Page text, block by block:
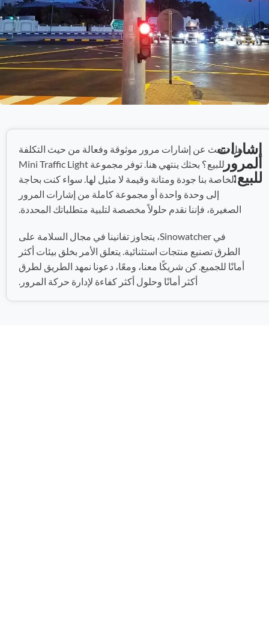
إشارات
المرور
للبيع:
هل تبحث عن إشارات مرور موثوقة وفعالة من حيث التكلفة
للبيع؟ بحثك ينتهي هنا. توفر مجموعة Mini Traffic Light
الخاصة بنا جودة ومتانة وقيمة لا مثيل لها. سواء كنت بحاجة
إلى وحدة واحدة أو مجموعة كاملة من إشارات المرور
الصغيرة، فإننا نقدم حلولاً مخصصة لتلبية متطلباتك المحددة.
في Sinowatcher، يتجاوز تفانينا في مجال السلامة على
الطرق تصنيع منتجات استثنائية. يتعلق الأمر بخلق بيئات أكثر
أمانًا للجميع. كن شريكًا معنا، ومعًا، دعونا نمهد الطريق لطرق
أكثر أمانًا وحلول أكثر كفاءة لإدارة حركة المرور.